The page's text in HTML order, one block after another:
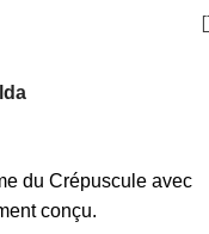
du Crépuscule avec
conçu.